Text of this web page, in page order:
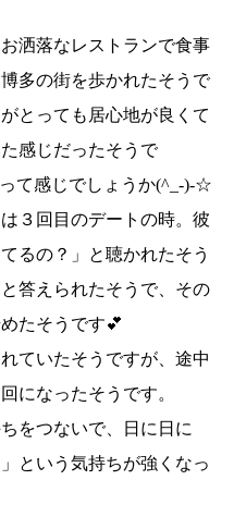
洒落なレストランで食事
多の街を歩かれたそうで
とっても居心地が良くて
感じだったそうで
て感じでしょうか(^_-)-☆
３回目のデートの時。彼
るの？」
と聴かれたそう
と答えられたそうで、その
たそうです💕
ていたそうですが、途中
になったそうです。
をつないで、日に日に
という気持ちが強くなっ